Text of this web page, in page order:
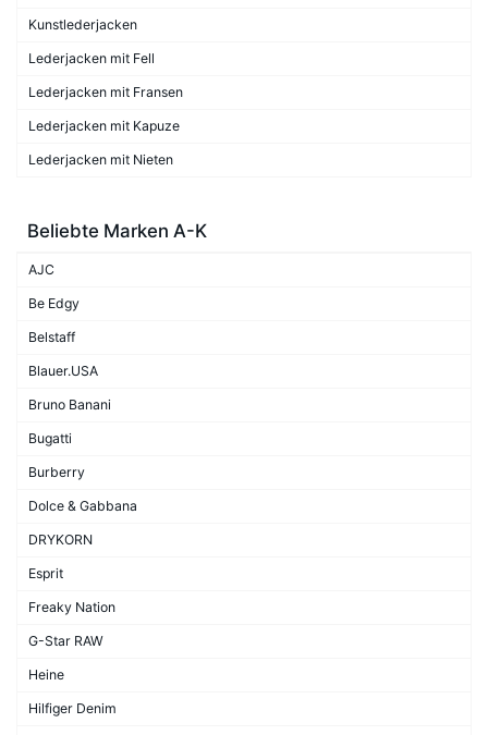
Kunstlederjacken
Lederjacken mit Fell
Lederjacken mit Fransen
Lederjacken mit Kapuze
Lederjacken mit Nieten
Beliebte Marken A-K
AJC
Be Edgy
Belstaff
Blauer.USA
Bruno Banani
Bugatti
Burberry
Dolce & Gabbana
DRYKORN
Esprit
Freaky Nation
G-Star RAW
Heine
Hilfiger Denim